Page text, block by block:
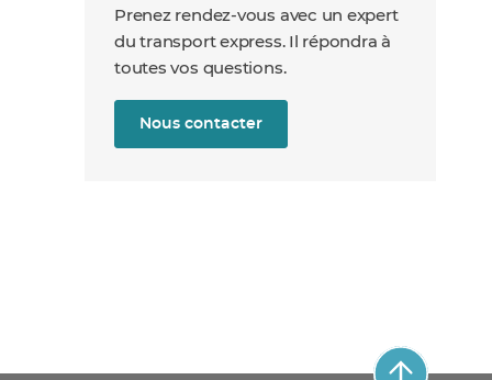
Prenez rendez-vous avec un expert
du transport express. Il répondra à
toutes vos questions.
Nous contacter